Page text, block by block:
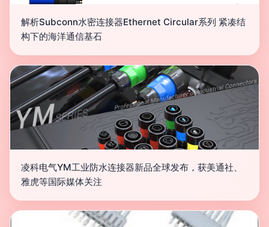
解析Subconn水密连接器Ethernet Circular系列 紧凑结
构下的海洋通信基石
凌科电气YM工业防水连接器新品全球发布，获美通社、
雅虎等国际媒体关注